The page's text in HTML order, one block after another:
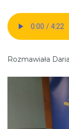
Rozmawiała